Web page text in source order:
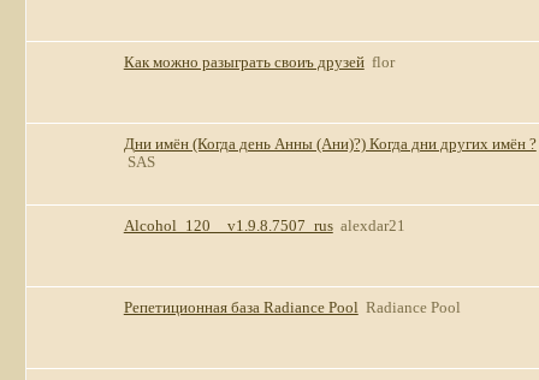
Как можно разыграть своиъ друзей flor
Дни имён (Когда день Анны (Ани)?) Когда дни других имён ?
SAS
Alcohol_120__v1.9.8.7507_rus alexdar21
Репетиционная база Radiance Pool Radiance Pool